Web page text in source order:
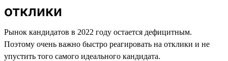
отклики
Рынок кандидатов в 2022 году остается дефицитным.
Поэтому очень важно быстро реагировать на отклики и не
упустить того самого идеального кандидата.